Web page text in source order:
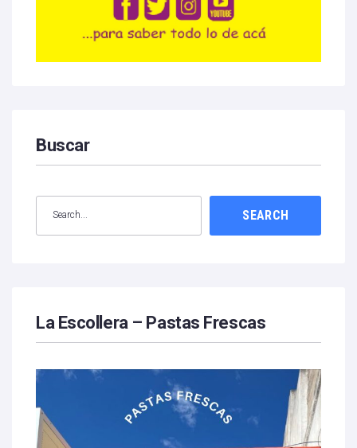
Buscar
SEARCH
La Escollera – Pastas Frescas